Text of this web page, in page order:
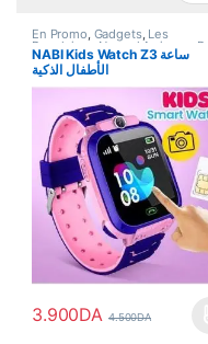
En Promo, Gadgets, Les
Populaires ,Nouvel Arrivage
Femme,Smart Watch
NABI Kids Watch Z3 ساعة
الأطفال الذكية
3.900DA 4.500DA
Ce produit a plusieurs